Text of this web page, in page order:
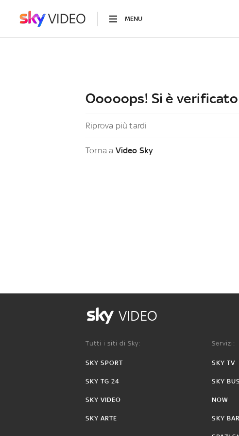
MENU
Ooooops! Si è
Riprova più tardi
Torna a Video Sky
VIDEO
Tutti i siti di Sky:
SKY SPORT
SKY TG 24
SKY VIDEO
SKY ARTE
Servizi:
SKY TV
SKY
NOW
SKY BAR